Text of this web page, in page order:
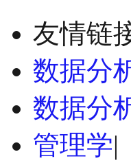
友情链
数据分
数据分
管理学|